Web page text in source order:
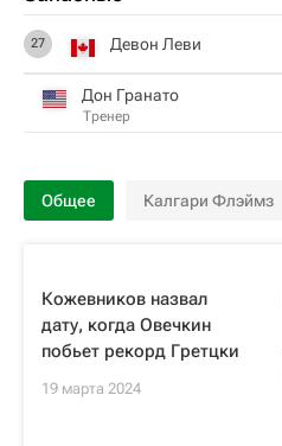
27 Девон Леви
Дон Гранато
Тренер
Общее Калгари Флэймз
Кожевников назвал
дату, когда Овечкин
побьет рекорд Гретцки
19 марта 2024